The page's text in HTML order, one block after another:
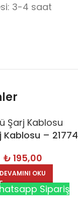
3-4 saat
Kablosu – 21774
₺ 195,00
DEVAMINI OKU
Sipariş